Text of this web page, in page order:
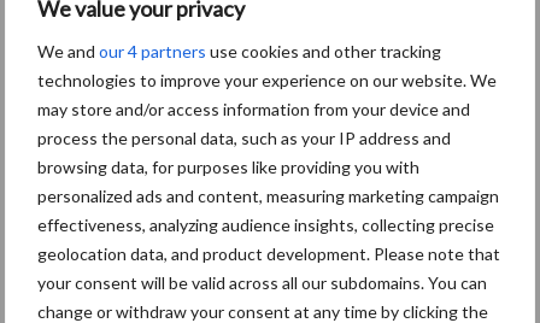
We value your privacy
We and our 4 partners use cookies and other tracking
technologies to improve your experience on our website. We
may store and/or access information from your device and
process the personal data, such as your IP address and
browsing data, for purposes like providing you with
personalized ads and content, measuring marketing campaign
effectiveness, analyzing audience insights, collecting precise
geolocation data, and product development. Please note that
your consent will be valid across all our subdomains. You can
change or withdraw your consent at any time by clicking the
opkomst op de kleigronden
Themapagina's
Bemesting Gewas & ruwvoer Loonwerk